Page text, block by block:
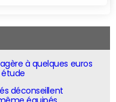
à quelques euros
étude
déconseillent